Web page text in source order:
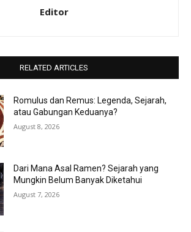
Editor
RELATED ARTICLES
Romulus dan Remus: Legenda, Sejarah,
atau Gabungan Keduanya?
August 8, 2026
Dari Mana Asal Ramen? Sejarah yang
Mungkin Belum Banyak Diketahui
August 7, 2026